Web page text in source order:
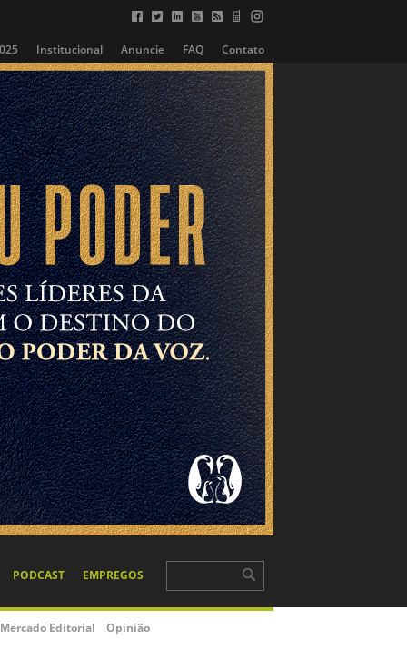
Institucional Anuncie FAQ Contato
PODCAST EMPREGOS
Mercado Editorial Opinião